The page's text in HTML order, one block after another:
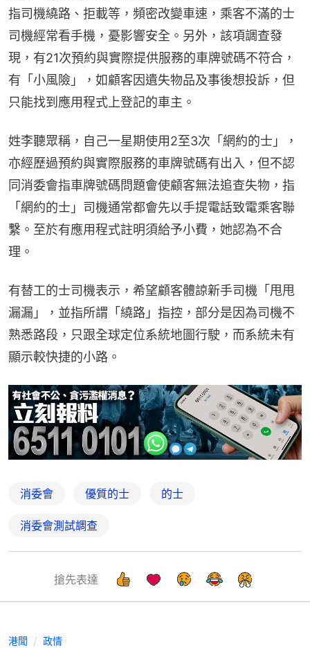
指司機繞路、拒載等，頻密改變車速，乘客不滿的士
司機經常看手機，憂影響安全。另外，該項調查發
現，有21次預約與實際提供服務的車牌號碼不符合，
有「小風險」，如顧客因遺失物品及事後想投訴，但
只能找到應用程式上登記的車主。
姓李聽眾稱，自己一星期使用2至3次「網約的士」，
亦經歷過預約與實際服務的車牌號碼有出入，但不認
同消委會指車牌號碼問題會使顧客無法追查失物，指
「網約的士」司機通常都會先以手提電話致電乘客聯
繫。至於有應用程式註明須給予小費，她認為不合
理。
有替工的士司機表示，希望顧客體諒新手司機「甩甩
漏漏」，並指所謂「繞路」指控，部分是因為司機不
熟悉路段，只跟全球定位系統地圖行駛，而系統未有
顯示較快捷的小路。
消委會 優質的士 的士
消委會測試調查
搶先表達
港聞 政情